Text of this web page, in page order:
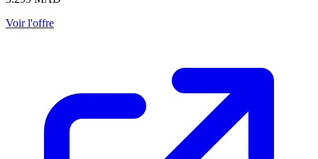
Voir l'offre